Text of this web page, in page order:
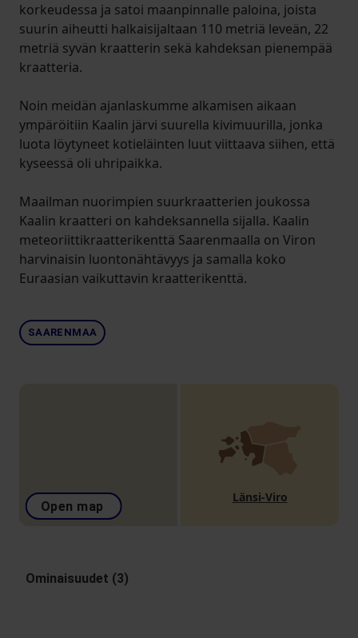
korkeudessa ja satoi maanpinnalle paloina, joista
suurin aiheutti halkaisijaltaan 110 metriä leveän, 22
metriä syvän kraatterin sekä kahdeksan pienempää
kraatteria.
Noin meidän ajanlaskumme alkamisen aikaan
ympäröitiin Kaalin järvi suurella kivimuurilla, jonka
luota löytyneet kotieläinten luut viittaava siihen, että
kyseessä oli uhripaikka.
Maailman nuorimpien suurkraatterien joukossa
Kaalin kraatteri on kahdeksannella sijalla. Kaalin
meteoriittikraatterikenttä Saarenmaalla on Viron
harvinaisin luontonähtävyys ja samalla koko
Euraasian vaikuttavin kraatterikenttä.
SAARENMAA
Open map
Länsi-Viro
Ominaisuudet (3)